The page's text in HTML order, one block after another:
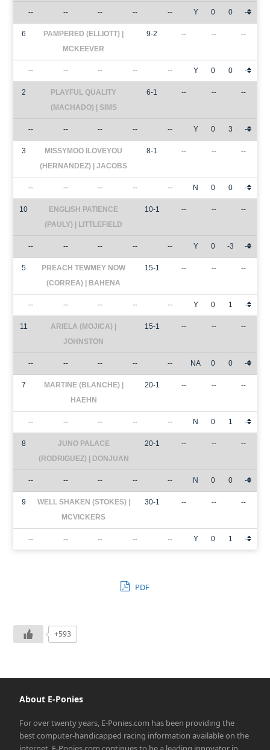
-- -- -- -- -- Y 0 0 -
6
PAMPERED (ELLIOTT) |
MCKEEVER
9-2 -- -- --
-- -- -- -- -- Y 0 0 -
2
PLAYFUL QUALITY
(MACHADO) | SIMS
6-1 -- -- --
-- -- -- -- -- Y 0 3 -
3
MISSYMOO ILOVEYOU
(HERNANDEZ) | JACOBS
8-1 -- -- --
-- -- -- -- -- N 0 0 -
10
ENGLISH PATIENCE
(PAULY) | LITTLEFIELD
10-1 -- -- --
-- -- -- -- -- Y 0 -3 -
5
PREACH TEWMEY NOW
(CORREA) | BAHENA
15-1 -- -- --
-- -- -- -- -- Y 0 1 -
11
ARIELA (MOJICA) |
JOHNSTON
15-1 -- -- --
-- -- -- -- -- NA 0 0 -
7
MARTINE (BLANCHE) |
HAEHN
20-1 -- -- --
-- -- -- -- -- N 0 1 -
8
JUNO PALACE
(RODRIGUEZ) | DONJUAN
20-1 -- -- --
-- -- -- -- -- N 0 0 -
9
WELL SHAKEN (STOKES) |
MCVICKERS
30-1 -- -- --
-- -- -- -- -- Y 0 1 -
PDF
+593
About E-Ponies
For over twenty years, E-Ponies.com has been providing the
best computer-handicapped racing information available on the